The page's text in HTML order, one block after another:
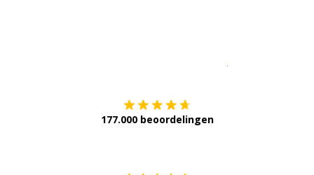
177.000 beoordelingen